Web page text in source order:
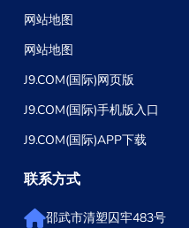
网站地图
网站地图
J9.COM(国际)网页版
J9.COM(国际)手机版入口
J9.COM(国际)APP下载
联系方式
邵武市清塑囚牢483号